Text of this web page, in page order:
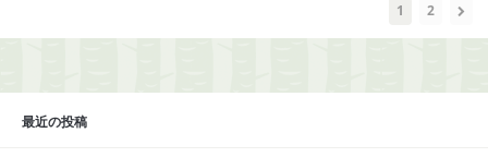
1 2
最近の投稿